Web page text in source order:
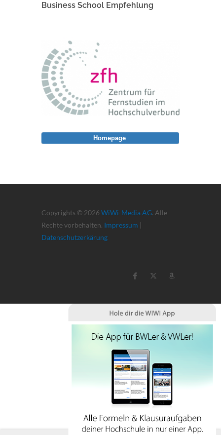
Business School Empfehlung
Copyrights © 2026 WiWi-Media AG. Alle
Rechte vorbehalten. Impressum |
Datenschutzerkärung
Homepage